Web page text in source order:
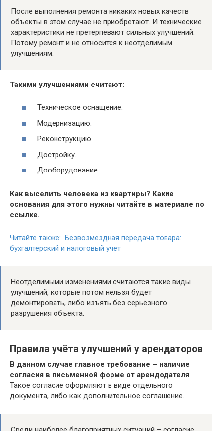
После выполнения ремонта никаких новых качеств
объекты в этом случае не приобретают. И технические
характеристики не претерпевают сильных улучшений.
Потому ремонт и не относится к неотделимым
улучшениям.
Такими улучшениями считают:
Техническое оснащение.
Модернизацию.
Реконструкцию.
Достройку.
Дооборудование.
Как выселить человека из квартиры? Какие
основания для этого нужны читайте в материале по
ссылке.
Читайте также: Безвозмездная передача товара:
бухгалтерский и налоговый учет
Неотделимыми изменениями считаются такие виды
улучшений, которые потом нельзя будет
демонтировать, либо изъять без серьёзного
разрушения объекта.
Правила учёта улучшений у арендаторов
В данном случае главное требование – наличие
согласия в письменной форме от арендодателя.
Такое согласие оформляют в виде отдельного
документа, либо как дополнительное соглашение.